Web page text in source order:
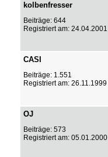
kolbenfresser
Beiträge: 644
Registriert am: 24.04.2001
CASI
Beiträge: 1.551
Registriert am: 26.11.1999
OJ
Beiträge: 573
Registriert am: 05.01.2000